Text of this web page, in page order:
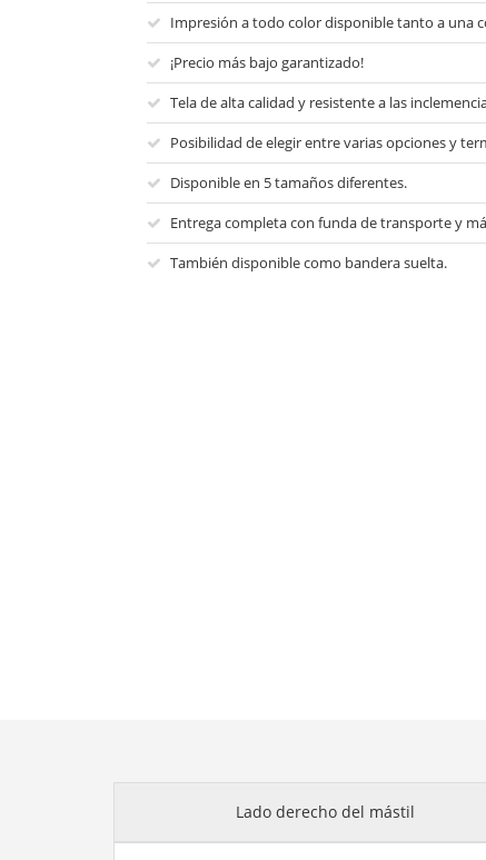
Impresión a todo color disponible tanto a una
¡Precio más bajo garantizado!
Tela de alta calidad y resistente a las
Posibilidad de elegir entre varias opciones y
Disponible en 5 tamaños diferentes.
Entrega completa con funda de transporte y
También disponible como bandera suelta.
Lado derecho del mástil